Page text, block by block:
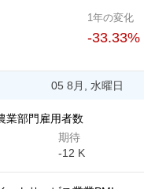
1年の変化
-33.33%
05 8月, 水曜日
業部門雇用者数
期待
-12 K